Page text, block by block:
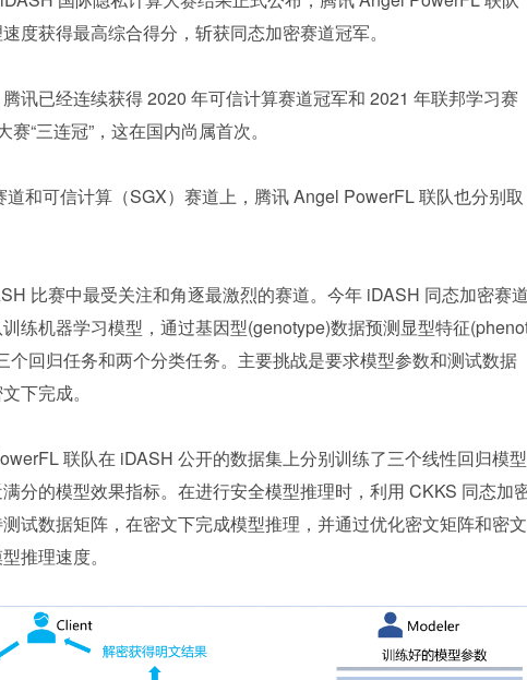
度获得最高综合得分，斩获同态加密赛道冠军。
讯已经连续获得 2020 年可信计算赛道冠军和 2021 年联邦学习赛
“三连冠”，这在国内尚属首次。
和可信计算（SGX）赛道上，腾讯 Angel PowerFL 联队也分别取
比赛中最受关注和角逐最激烈的赛道。今年 iDASH 同态加密赛
练机器学习模型，通过基因型(genotype)数据预测显型特征
个回归任务和两个分类任务。主要挑战是要求模型参数和测试数据
下完成。
联队在 iDASH 公开的数据集上分别训练了三个线性回归模型
分的模型效果指标。在进行安全模型推理时，利用 CKKS 同态加
试数据矩阵，在密文下完成模型推理，并通过优化密文矩阵和密文
推理速度。